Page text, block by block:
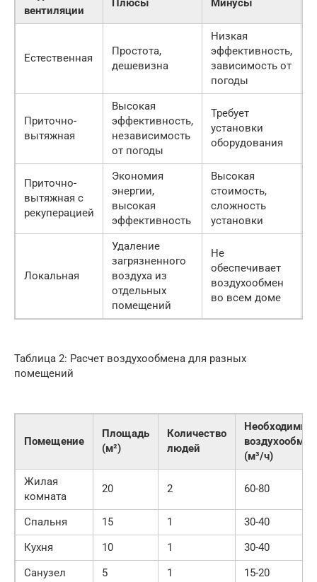
вентиляции
Естественная
Простота,
дешевизна
Низкая
эффективность,
зависимость от
погоды
Приточно-
вытяжная
Высокая
эффективность,
независимость
от погоды
Требует
установки
оборудования
Приточно-
вытяжная с
рекуперацией
Экономия
энергии,
высокая
эффективность
Высокая
стоимость,
сложность
установки
Локальная
Удаление
загрязненного
воздуха из
отдельных
помещений
Не
обеспечивает
воздухообмен
во всем доме
Таблица 2: Расчет воздухообмена для разных
помещений
Помещение
Площадь
(м²)
Количество
людей
Необходимый
воздухообмен
(м³/ч)
Жилая
комната
20 2 60-80
Спальня 15 1
30-40
Кухня
10 1
30-40
Санузел
5 1 15-20